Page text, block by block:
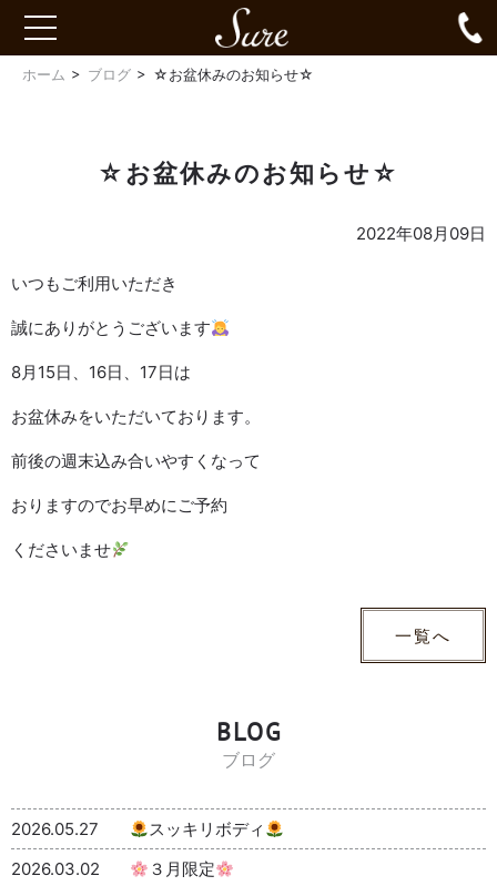
toggle
ホーム ブログ ☆お盆休みのお知らせ☆
☆お盆休みのお知らせ☆
2022年08月09日
いつもご利用いただき
誠にありがとうございます
8月15日、16日、17日は
お盆休みをいただいております。
前後の週末込み合いやすくなって
おりますのでお早めにご予約
くださいませ
一覧へ
BLOG
ブログ
2026.05.27
スッキリボディ
2026.03.02
３月限定